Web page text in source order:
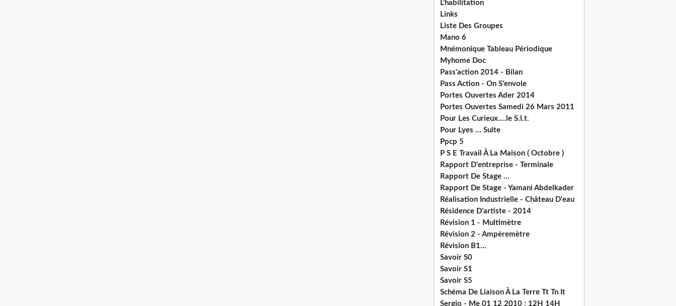
L'habilitation
Links
Liste Des Groupes
Mano 6
Mnémonique Tableau Périodique
Myhome Doc
Pass'action 2014 - Bilan
Pass Action - On S'envole
Portes Ouvertes Ader 2014
Portes Ouvertes Samedi 26 Mars 2011
Pour Les Curieux....le S.l.t.
Pour Lyes ... Suite
Ppcp 5
P S E Travail À La Maison ( Octobre )
Rapport D'entreprise - Terminale
Rapport De Stage ...
Rapport De Stage - Yamani Abdelkader
Réalisation Industrielle - Château D'eau
Résidence D'artiste - 2014
Révision 1 - Multimètre
Révision 2 - Ampèremètre
Révision B1...
Savoir S0
Savoir S1
Savoir S5
Schéma De Liaison À La Terre Tt Tn It
Sergio - Me 01 12 2010 : 12H 14H